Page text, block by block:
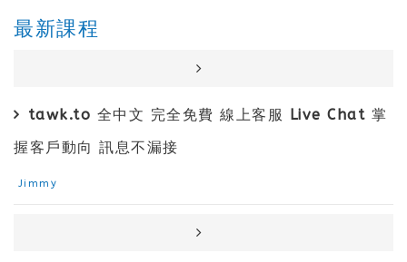
最新課程
tawk.to 全中文 完全免費 線上客服 Live Chat 掌
握客戶動向 訊息不漏接
Jimmy